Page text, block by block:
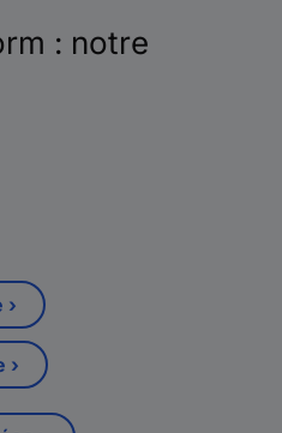
: notre
›
›